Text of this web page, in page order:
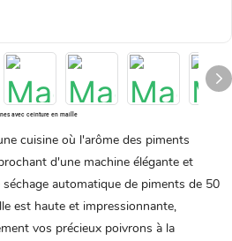
avec ceinture en maille
cuisine où l'arôme des piments
d'une machine élégante et
automatique de piments de 50
est haute et impressionnante,
vos précieux poivrons à la